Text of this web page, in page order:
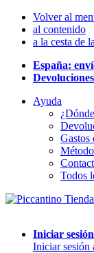
Volver al
al contenido
a la cesta de
España:
Ayuda
Gastos
Todos
Iniciar sesión
Iniciar sesión